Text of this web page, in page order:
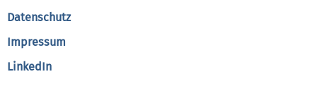
Datenschutz
Impressum
LinkedIn